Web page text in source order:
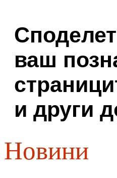
ваш
и други
Новини